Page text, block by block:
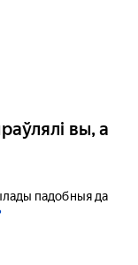
вы, а
падобныя да